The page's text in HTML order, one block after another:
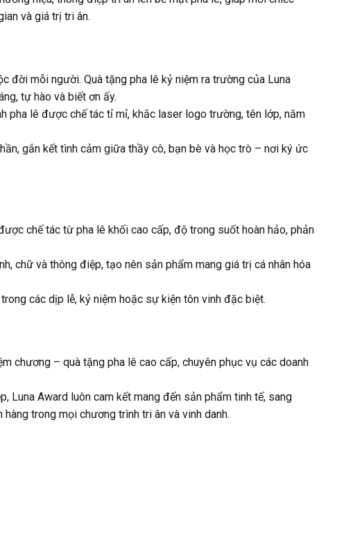
và giá trị tri ân.
đời mỗi người. Quà tặng pha lê kỷ niệm ra trường của Luna
tự hào và biết ơn ấy.
pha lê được chế tác tỉ mỉ, khắc laser logo trường, tên lớp, năm
gắn kết tình cảm giữa thầy cô, bạn bè và học trò – nơi ký ức
chế tác từ pha lê khối cao cấp, độ trong suốt hoàn hảo, phản
chữ và thông điệp, tạo nên sản phẩm mang giá trị cá nhân hóa
các dịp lễ, kỷ niệm hoặc sự kiện tôn vinh đặc biệt.
chương – quà tặng pha lê cao cấp, chuyên phục vụ các doanh
Luna Award luôn cam kết mang đến sản phẩm tinh tế, sang
trong mọi chương trình tri ân và vinh danh.